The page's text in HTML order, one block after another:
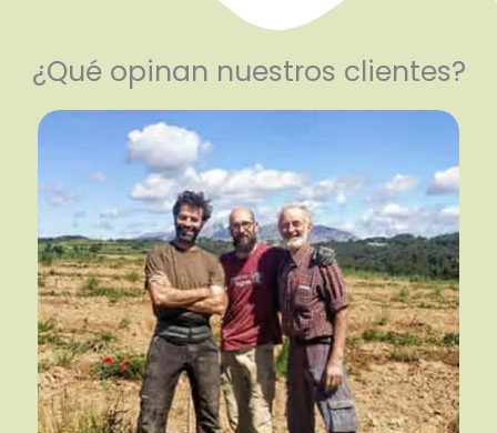
¿Qué opinan nuestros clientes?